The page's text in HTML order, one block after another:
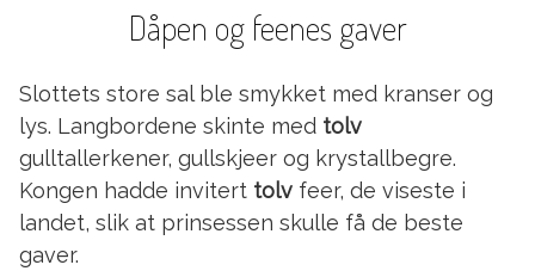
Dåpen og feenes gaver
Slottets store sal ble smykket med kranser og
lys. Langbordene skinte med tolv
gulltallerkener, gullskjeer og krystallbegre.
Kongen hadde invitert tolv feer, de viseste i
landet, slik at prinsessen skulle få de beste
gaver.